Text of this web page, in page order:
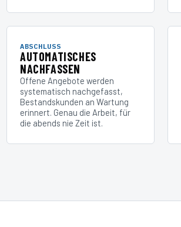
ABSCHLUSS
AUTOMATISCHES
NACHFASSEN
Offene Angebote werden
systematisch nachgefasst,
Bestandskunden an Wartung
erinnert. Genau die Arbeit, für
die abends nie Zeit ist.